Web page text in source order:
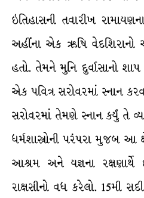
ઇતિહાસની તવારીખ
અહીંના એક ઋષિ
હતો. તેમને મુનિ દુર્વાસાનો
એક પવિત્ર સરોવરમાં સ્નાન
સરોવરમાં તેમણે સ્નાન કર્યું તે
ધર્મશાસ્ત્રોની પરંપરા મુજબ આ
આશ્રમ અને યજ્ઞના રક્ષણાર્થે
રાક્ષસીનો વધ કરેલો. 15મી